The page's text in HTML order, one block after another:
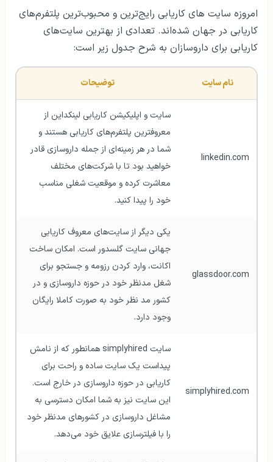
امروزه سایت های کاریابی رایج‌ترین و محبوب‌ترین پلتفرم‌های
کاریابی در جهان شده‌اند. تعدادی از بهترین سایت‌های
کاریابی برای داروسازان به شرح جدول زیر است:
نام سایت توضیحات
linkedin.com
خود را پیدا کنید.
glassdoor.com
وجود دارد.
simplyhired.com
را با فیلترسازی علایق خود می‌دهد.